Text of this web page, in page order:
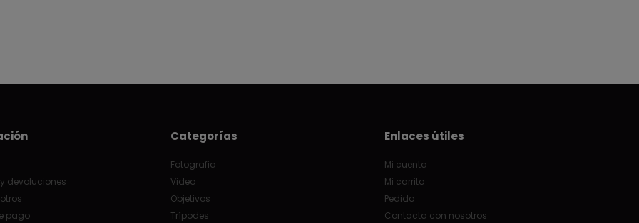
devoluciones
pago
Categorías
Fotografia
Video
Objetivos
Trípodes
Enlaces útiles
Mi cuenta
Mi carrito
Pedido
Contacta con nosotros